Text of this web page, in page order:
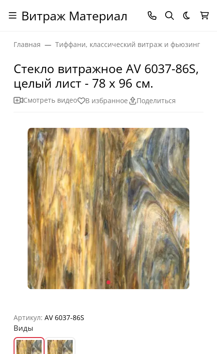
Витраж Материал Темная
Главная Тиффани, классический витраж и фьюзинг
Стекло витражное AV 6037-86S,
целый лист - 78 х 96 cм.
Смотреть видео В избранное Поделиться
Артикул: AV 6037-86S
Виды